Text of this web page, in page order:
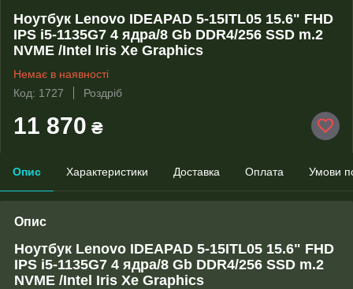
Ноутбук Lenovo IDEAPAD 5-15ITL05 15.6" FHD
IPS i5-1135G7 4 ядра/8 Gb DDR4/256 SSD m.2
NVME /Intel Iris Xe Graphics
Немає в наявності
Код: 1727
Роздріб
11 870 ₴
Опис Характеристики Доставка Оплата Умови
Опис
Ноутбук Lenovo IDEAPAD 5-15ITL05 15.6" FHD
IPS i5-1135G7 4 ядра/8 Gb DDR4/256 SSD m.2
NVME /Intel Iris Xe Graphics